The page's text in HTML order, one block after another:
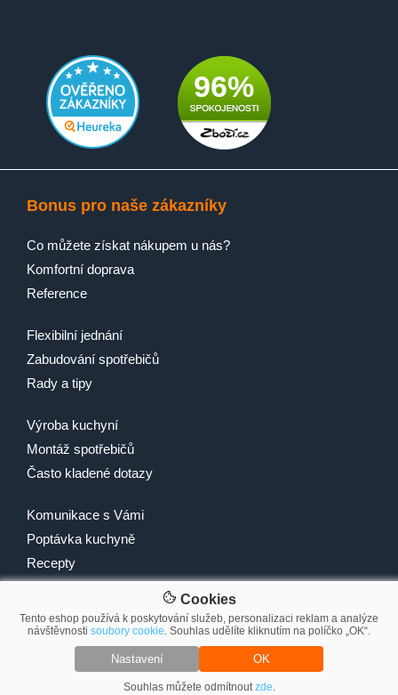
Cookies
Tento eshop používá k poskytování služeb, personalizaci reklam a analýze
návštěvnosti soubory cookie. Souhlas udělíte kliknutím na políčko „OK“.
Nastavení OK
Souhlas můžete odmítnoutzde.
96%
Bonus pro naše zákazníky
Co můžete získat nákupem u nás?
Komfortní doprava
Reference
Flexibilní jednání
Zabudování spotřebičů
Rady a tipy
Výroba kuchyní
Montáž spotřebičů
Často kladené dotazy
Komunikace s Vámi
Poptávka kuchyně
Recepty
© 2007-2026 2Traders CZ s.r.o.